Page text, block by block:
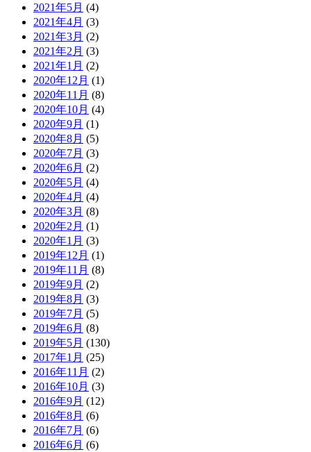
2021年5月 (4)
2021年4月 (3)
2021年3月 (2)
2021年2月 (3)
2021年1月 (2)
2020年12月 (1)
2020年11月 (8)
2020年10月 (4)
2020年9月 (1)
2020年8月 (5)
2020年7月 (3)
2020年6月 (2)
2020年5月 (4)
2020年4月 (4)
2020年3月 (8)
2020年2月 (1)
2020年1月 (3)
2019年12月 (1)
2019年11月 (8)
2019年9月 (2)
2019年8月 (3)
2019年7月 (5)
2019年6月 (8)
2019年5月 (130)
2017年1月 (25)
2016年11月 (2)
2016年10月 (3)
2016年9月 (12)
2016年8月 (6)
2016年7月 (6)
2016年6月 (6)